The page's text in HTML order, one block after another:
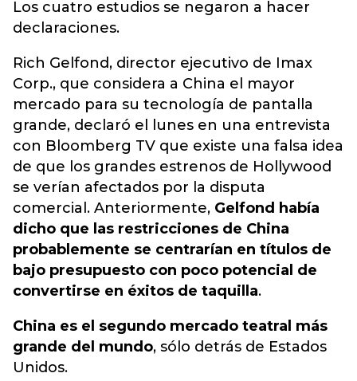
Los cuatro estudios se negaron a hacer
declaraciones.
Rich Gelfond, director ejecutivo de Imax
Corp., que considera a China el mayor
mercado para su tecnología de pantalla
grande, declaró el lunes en una entrevista
con Bloomberg TV que existe una falsa idea
de que los grandes estrenos de Hollywood
se verían afectados por la disputa
comercial. Anteriormente, Gelfond había
dicho que las restricciones de China
probablemente se centrarían en títulos de
bajo presupuesto con poco potencial de
convertirse en éxitos de taquilla.
China es el segundo mercado teatral más
grande del mundo, sólo detrás de Estados
Unidos.